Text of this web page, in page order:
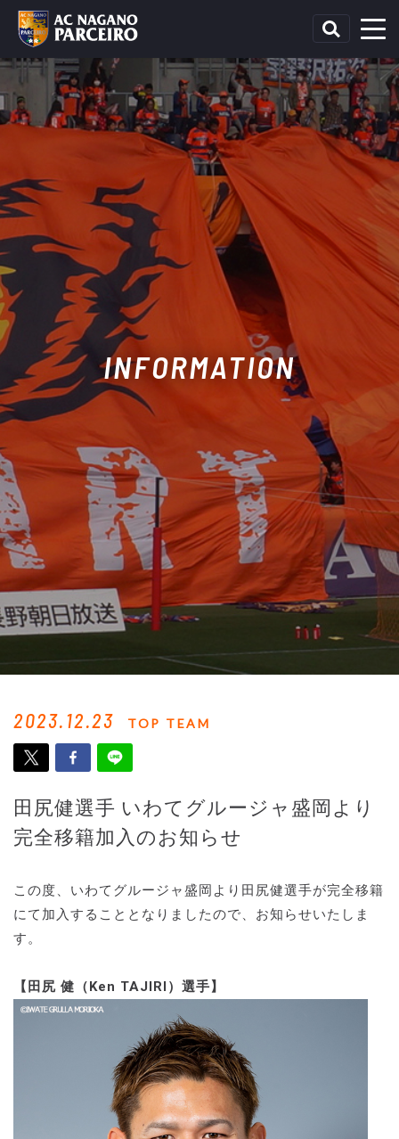
INFORMATION
2023.12.23 TOP TEAM
田尻健選手 いわてグルージャ盛岡より
完全移籍加入のお知らせ
この度、いわてグルージャ盛岡より田尻健選手が完全移籍
にて加入することとなりましたので、お知らせいたしま
す。
【田尻 健（Ken TAJIRI）選手】